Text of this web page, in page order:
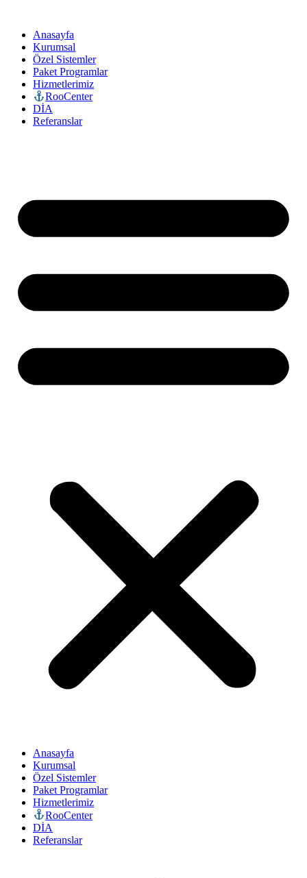
Anasayfa
Kurumsal
Özel Sistemler
Paket Programlar
Hizmetlerimiz
RooCenter
DİA
Referanslar
Anasayfa
Kurumsal
Özel Sistemler
Paket Programlar
Hizmetlerimiz
RooCenter
DİA
Referanslar